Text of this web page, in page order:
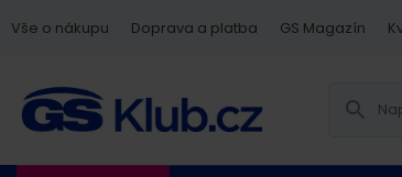
Vše o nákupu Doprava a platba GS Magazín